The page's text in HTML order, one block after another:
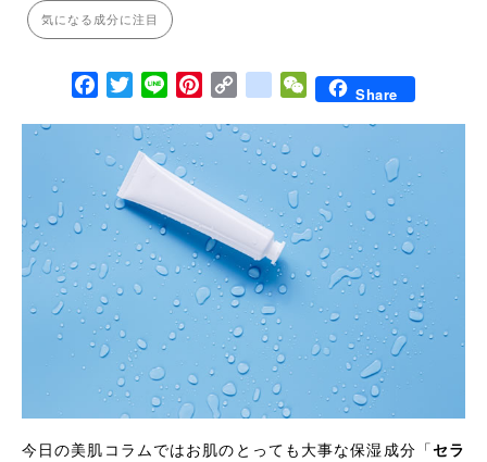
気になる成分に注目
Facebook
TwitterLine PinterestCopy Linkgoogle_bookmarks
WeChatShare
今日の美肌コラムではお肌のとっても大事な保湿成分「セラ